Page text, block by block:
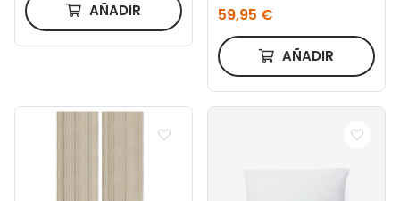
AÑADIR 59,95 €
AÑADIR